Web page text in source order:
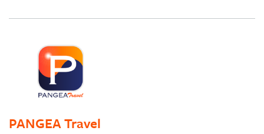
PANGEA Travel